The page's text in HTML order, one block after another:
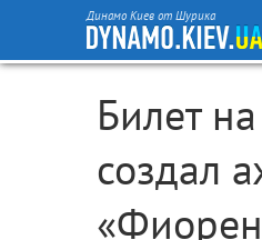
Динамо Киев от Шурика
Билет
создал